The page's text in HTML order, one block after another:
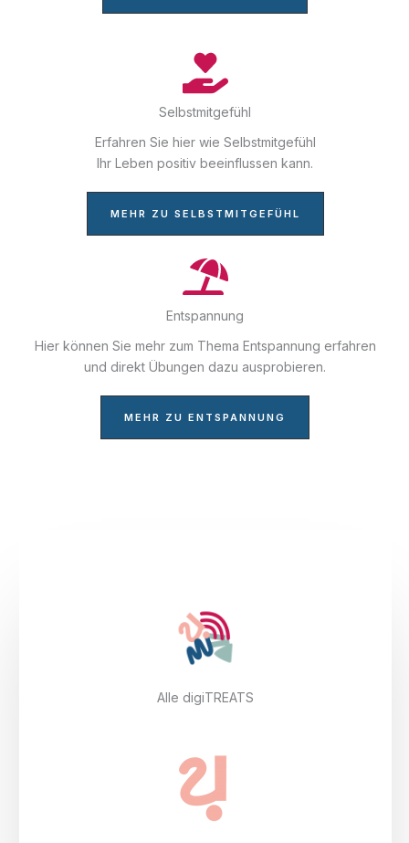
Selbstmitgefühl
Erfahren Sie hier wie Selbstmitgefühl
Ihr Leben positiv beeinflussen kann.
MEHR ZU SELBSTMITGEFÜHL
Entspannung
Hier können Sie mehr zum Thema Entspannung erfahren
und direkt Übungen dazu ausprobieren.
MEHR ZU ENTSPANNUNG
Alle digiTREATS